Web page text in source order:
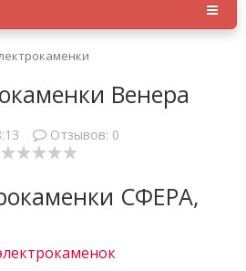
Венера
Отзывов: 0
СФЕРА,